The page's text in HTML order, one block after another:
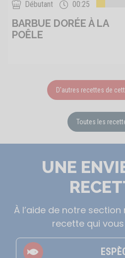
Débutant 00:25
BARBUE DORÉE À LA
POÊLE
D'autres recettes de
Toutes les
UNE
À l’aide de notre
recette qui